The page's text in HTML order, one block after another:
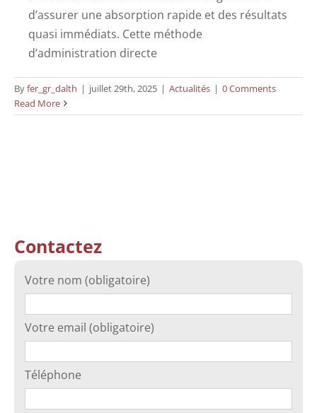
d’assurer une absorption rapide et des résultats
quasi immédiats. Cette méthode
d’administration directe
Byfer_gr_dalth | juillet 29th, 2025 | Actualités | 0 Comments
Read More
Contactez
Votre nom (obligatoire)
Votre email (obligatoire)
Téléphone